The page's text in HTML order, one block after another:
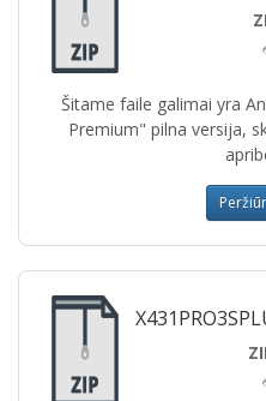
Šitame faile galimai yra
Premium" pilna versija,